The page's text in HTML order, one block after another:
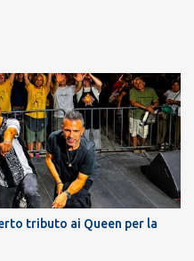
tributo ai Queen per la